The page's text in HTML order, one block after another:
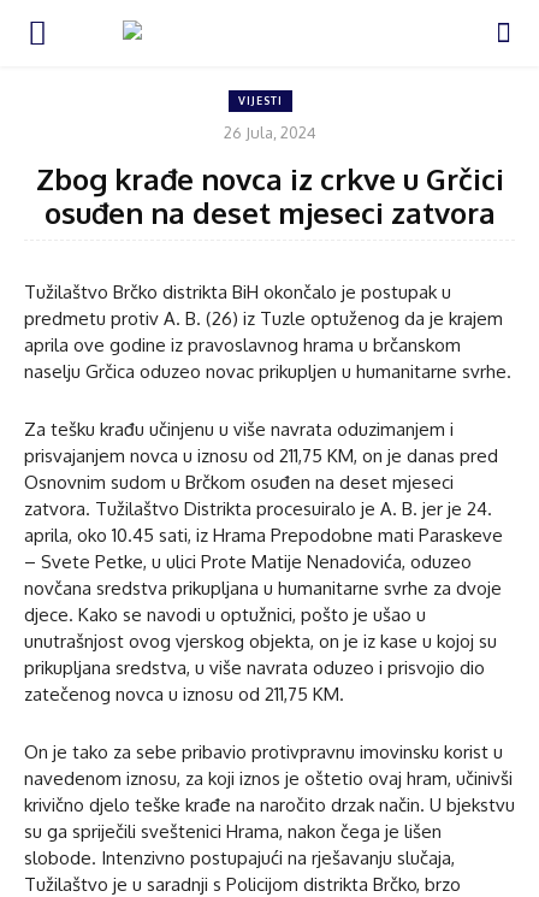
VIJESTI
26 Jula, 2024
Zbog krađe novca iz crkve u Grčici
osuđen na deset mjeseci zatvora
Tužilaštvo Brčko distrikta BiH okončalo je postupak u
predmetu protiv A. B. (26) iz Tuzle optuženog da je krajem
aprila ove godine iz pravoslavnog hrama u brčanskom
naselju Grčica oduzeo novac prikupljen u humanitarne svrhe.
Za tešku krađu učinjenu u više navrata oduzimanjem i
prisvajanjem novca u iznosu od 211,75 KM, on je danas pred
Osnovnim sudom u Brčkom osuđen na deset mjeseci
zatvora. Tužilaštvo Distrikta procesuiralo je A. B. jer je 24.
aprila, oko 10.45 sati, iz Hrama Prepodobne mati Paraskeve
– Svete Petke, u ulici Prote Matije Nenadovića, oduzeo
novčana sredstva prikupljana u humanitarne svrhe za dvoje
djece. Kako se navodi u optužnici, pošto je ušao u
unutrašnjost ovog vjerskog objekta, on je iz kase u kojoj su
prikupljana sredstva, u više navrata oduzeo i prisvojio dio
zatečenog novca u iznosu od 211,75 KM.
On je tako za sebe pribavio protivpravnu imovinsku korist u
navedenom iznosu, za koji iznos je oštetio ovaj hram, učinivši
krivično djelo teške krađe na naročito drzak način. U bjekstvu
su ga spriječili sveštenici Hrama, nakon čega je lišen
slobode. Intenzivno postupajući na rješavanju slučaja,
Tužilaštvo je u saradnji s Policijom distrikta Brčko, brzo